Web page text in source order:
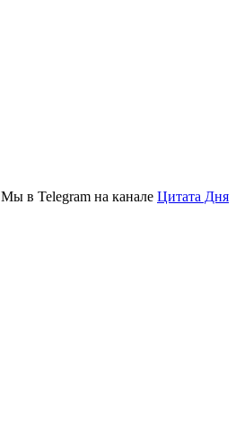
Мы в Telegram на канале Цитата Дня